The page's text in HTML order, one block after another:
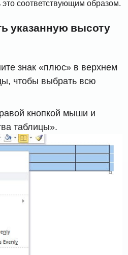
это соответствующим образом.
указанную высоту
знак «плюс» в верхнем
чтобы выбрать всю
кнопкой мыши и
таблицы».